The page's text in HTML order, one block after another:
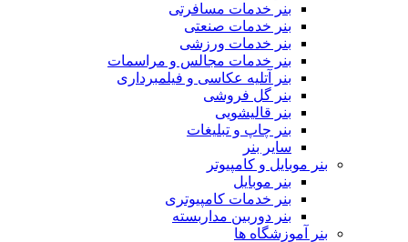
بنر خدمات مسافرتی
بنر خدمات صنعتی
بنر خدمات ورزشی
بنر خدمات مجالس و مراسمات
بنر آتلیه عکاسی و فیلمبرداری
بنر گل فروشی
بنر قالیشویی
بنر چاپ و تبلیغات
سایر بنر
بنر موبایل و کامپیوتر
بنر موبایل
بنر خدمات کامپیوتری
بنر دوربین مداربسته
بنر آموزشگاه ها